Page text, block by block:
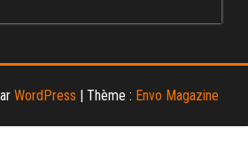
WordPress Thème : Envo Magazine